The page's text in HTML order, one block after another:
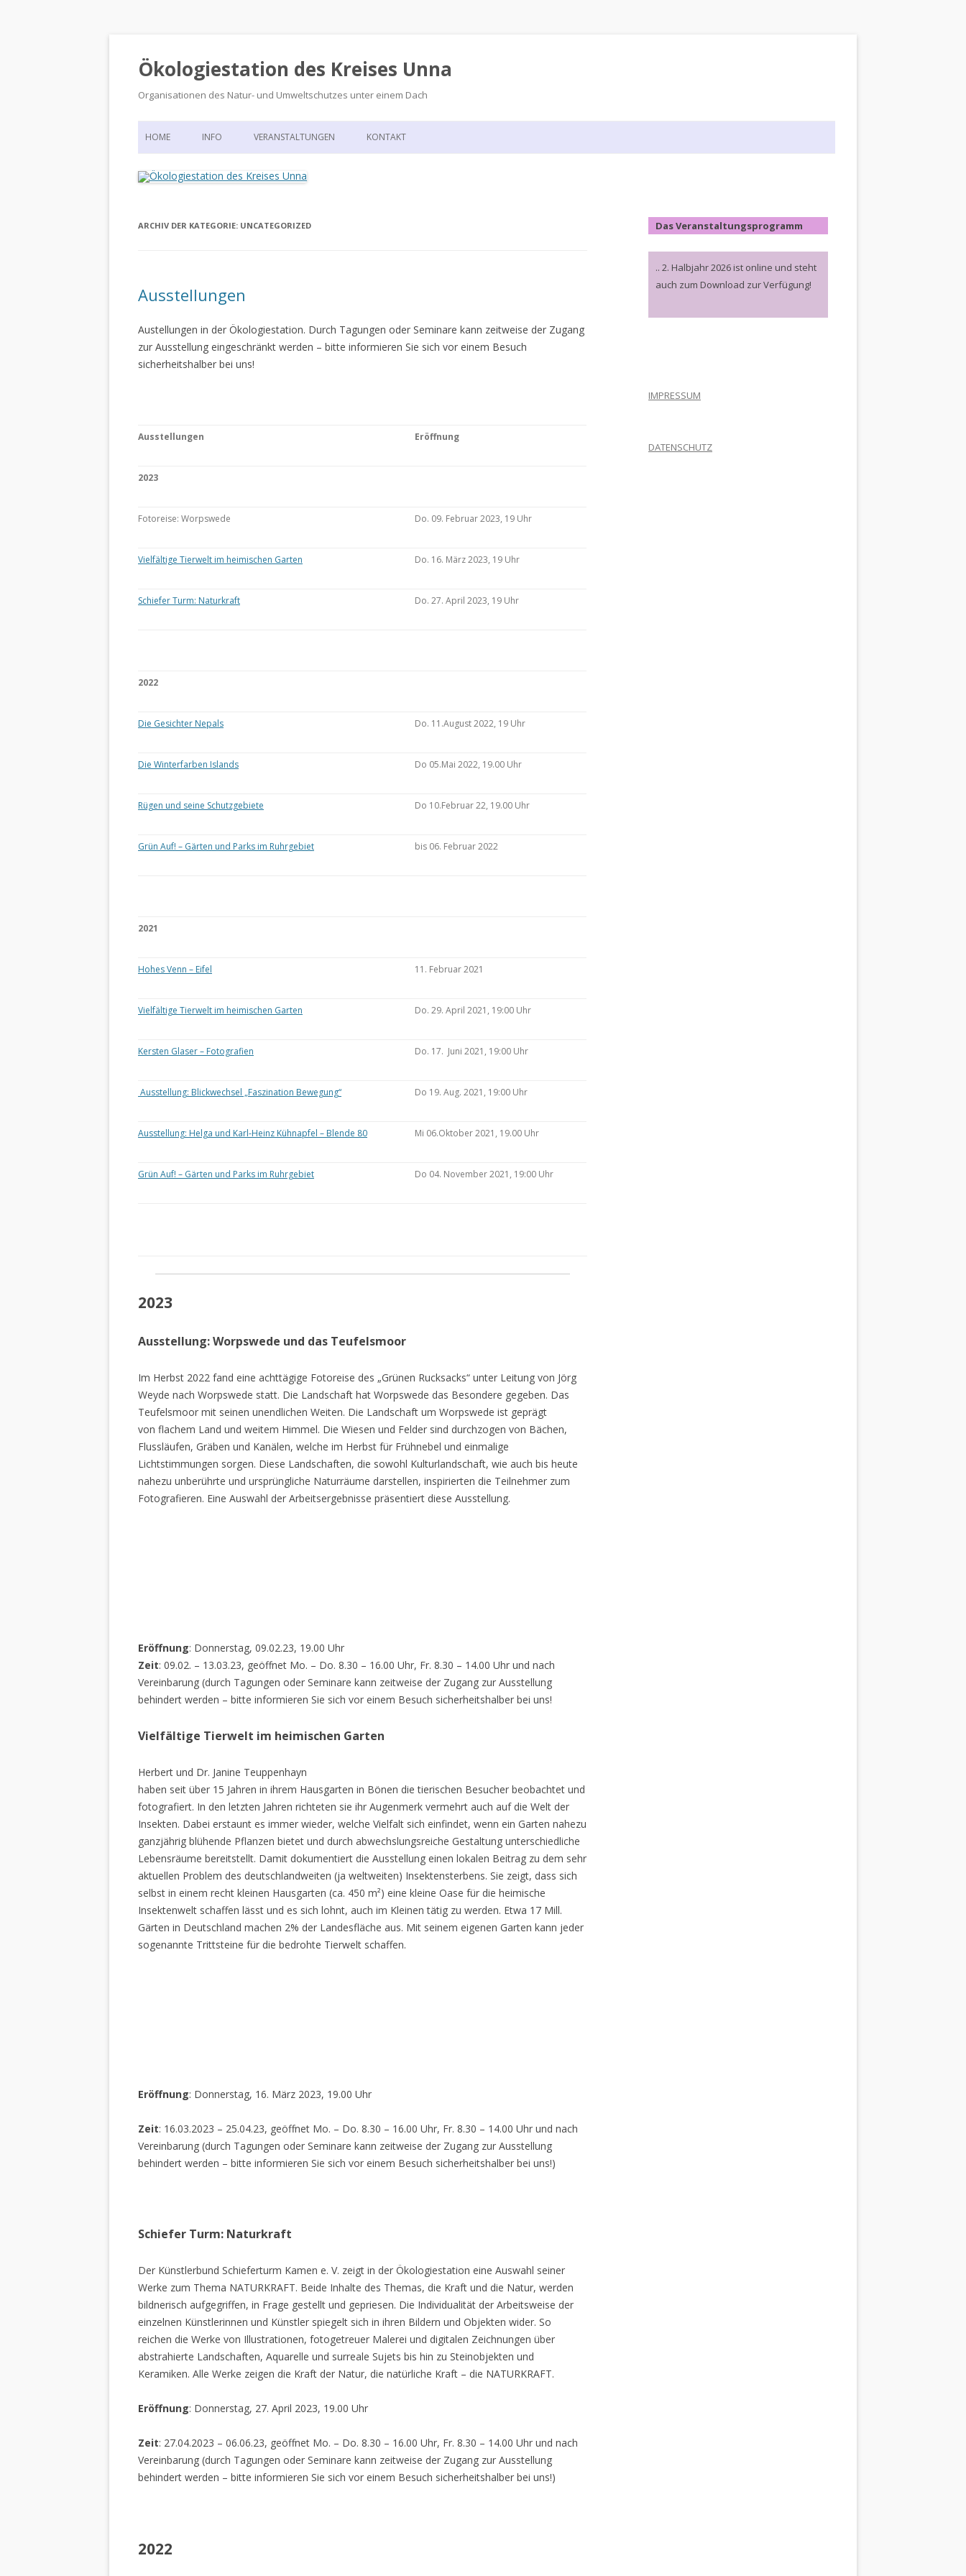
Ökologiestation des Kreises Unna
Organisationen des Natur- und Umweltschutzes unter einem Dach
Zum
HOME INFO VERANSTALTUNGEN KONTAKT
ARCHIV DER KATEGORIE: UNCATEGORIZED
Ausstellungen
Austellungen in der Ökologiestation. Durch Tagungen oder Seminare kann zeitweise der Zugang
zur Ausstellung eingeschränkt werden – bitte informieren Sie sich vor einem Besuch
sicherheitshalber bei uns!
Ausstellungen Eröffnung
2023
Fotoreise: Worpswede Do. 09. Februar 2023, 19 Uhr
Vielfältige Tierwelt im heimischen Garten Do. 16. März 2023, 19 Uhr
Schiefer Turm: Naturkraft Do. 27. April 2023, 19 Uhr
2022
Die Gesichter Nepals Do. 11.August 2022, 19 Uhr
Die Winterfarben Islands Do 05.Mai 2022, 19.00 Uhr
Rügen und seine Schutzgebiete Do 10.Februar 22, 19.00 Uhr
Grün Auf! – Gärten und Parks im Ruhrgebiet bis 06. Februar 2022
2021
Hohes Venn – Eifel 11. Februar 2021
Vielfältige Tierwelt im heimischen Garten Do. 29. April 2021, 19:00 Uhr
Kersten Glaser – Fotografien Do. 17. Juni 2021, 19:00 Uhr
Ausstellung: Blickwechsel „Faszination Bewegung“ Do 19. Aug. 2021, 19:00 Uhr
Ausstellung: Helga und Karl-Heinz Kühnapfel – Blende 80 Mi 06.Oktober 2021, 19.00 Uhr
Grün Auf! – Gärten und Parks im Ruhrgebiet Do 04. November 2021, 19:00 Uhr
2023
Ausstellung: Worpswede und das Teufelsmoor
Im Herbst 2022 fand eine achttägige Fotoreise des „Grünen Rucksacks“ unter Leitung von Jörg
Weyde nach Worpswede statt. Die Landschaft hat Worpswede das Besondere gegeben. Das
Teufelsmoor mit seinen unendlichen Weiten. Die Landschaft um Worpswede ist geprägt
von flachem Land und weitem Himmel. Die Wiesen und Felder sind durchzogen von Bächen,
Flussläufen, Gräben und Kanälen, welche im Herbst für Frühnebel und einmalige
Lichtstimmungen sorgen. Diese Landschaften, die sowohl Kulturlandschaft, wie auch bis heute
nahezu unberührte und ursprüngliche Naturräume darstellen, inspirierten die Teilnehmer zum
Fotografieren. Eine Auswahl der Arbeitsergebnisse präsentiert diese Ausstellung.
Eröffnung: Donnerstag, 09.02.23, 19.00 Uhr
Zeit: 09.02. – 13.03.23, geöffnet Mo. – Do. 8.30 – 16.00 Uhr, Fr. 8.30 – 14.00 Uhr und nach
Vereinbarung (durch Tagungen oder Seminare kann zeitweise der Zugang zur Ausstellung
behindert werden – bitte informieren Sie sich vor einem Besuch sicherheitshalber bei uns!
Vielfältige Tierwelt im heimischen Garten
Herbert und Dr. Janine Teuppenhayn
haben seit über 15 Jahren in ihrem Hausgarten in Bönen die tierischen Besucher beobachtet und
fotografiert. In den letzten Jahren richteten sie ihr Augenmerk vermehrt auch auf die Welt der
Insekten. Dabei erstaunt es immer wieder, welche Vielfalt sich einfindet, wenn ein Garten nahezu
ganzjährig blühende Pflanzen bietet und durch abwechslungsreiche Gestaltung unterschiedliche
Lebensräume bereitstellt. Damit dokumentiert die Ausstellung einen lokalen Beitrag zu dem sehr
aktuellen Problem des deutschlandweiten (ja weltweiten) Insektensterbens. Sie zeigt, dass sich
selbst in einem recht kleinen Hausgarten (ca. 450 m²) eine kleine Oase für die heimische
Insektenwelt schaffen lässt und es sich lohnt, auch im Kleinen tätig zu werden. Etwa 17 Mill.
Gärten in Deutschland machen 2% der Landesfläche aus. Mit seinem eigenen Garten kann jeder
sogenannte Trittsteine für die bedrohte Tierwelt schaffen.
Eröffnung: Donnerstag, 16. März 2023, 19.00 Uhr
Zeit: 16.03.2023 – 25.04.23, geöffnet Mo. – Do. 8.30 – 16.00 Uhr, Fr. 8.30 – 14.00 Uhr und nach
Vereinbarung (durch Tagungen oder Seminare kann zeitweise der Zugang zur Ausstellung
behindert werden – bitte informieren Sie sich vor einem Besuch sicherheitshalber bei uns!)
Schiefer Turm: Naturkraft
Der Künstlerbund Schieferturm Kamen e. V. zeigt in der Ökologiestation eine Auswahl seiner
Werke zum Thema NATURKRAFT. Beide Inhalte des Themas, die Kraft und die Natur, werden
bildnerisch aufgegriffen, in Frage gestellt und gepriesen. Die Individualität der Arbeitsweise der
einzelnen Künstlerinnen und Künstler spiegelt sich in ihren Bildern und Objekten wider. So
reichen die Werke von Illustrationen, fotogetreuer Malerei und digitalen Zeichnungen über
abstrahierte Landschaften, Aquarelle und surreale Sujets bis hin zu Steinobjekten und
Keramiken. Alle Werke zeigen die Kraft der Natur, die natürliche Kraft – die NATURKRAFT.
Eröffnung: Donnerstag, 27. April 2023, 19.00 Uhr
Zeit: 27.04.2023 – 06.06.23, geöffnet Mo. – Do. 8.30 – 16.00 Uhr, Fr. 8.30 – 14.00 Uhr und nach
Vereinbarung (durch Tagungen oder Seminare kann zeitweise der Zugang zur Ausstellung
behindert werden – bitte informieren Sie sich vor einem Besuch sicherheitshalber bei uns!)
2022
Das Veranstaltungsprogramm
.. 2. Halbjahr 2026 ist online und steht
auch zum Download zur Verfügung!
IMPRESSUM
DATENSCHUTZ